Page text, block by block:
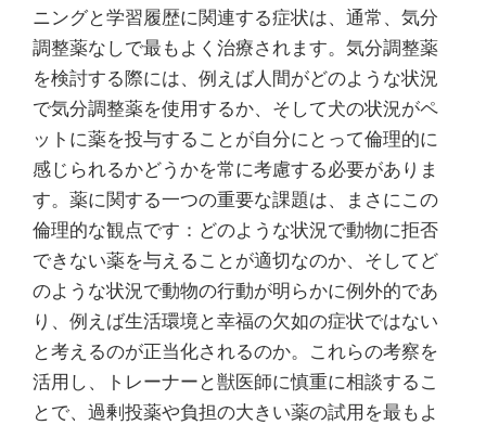
ニングと学習履歴に関連する症状は、通常、気分
調整薬なしで最もよく治療されます。気分調整薬
を検討する際には、例えば人間がどのような状況
で気分調整薬を使用するか、そして犬の状況がペ
ットに薬を投与することが自分にとって倫理的に
感じられるかどうかを常に考慮する必要がありま
す。薬に関する一つの重要な課題は、まさにこの
倫理的な観点です：どのような状況で動物に拒否
できない薬を与えることが適切なのか、そしてど
のような状況で動物の行動が明らかに例外的であ
り、例えば生活環境と幸福の欠如の症状ではない
と考えるのが正当化されるのか。これらの考察を
活用し、トレーナーと獣医師に慎重に相談するこ
とで、過剰投薬や負担の大きい薬の試用を最もよ